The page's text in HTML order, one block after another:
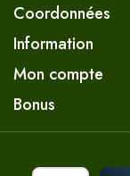
Coordonnées
Information
Mon compte
Bonus